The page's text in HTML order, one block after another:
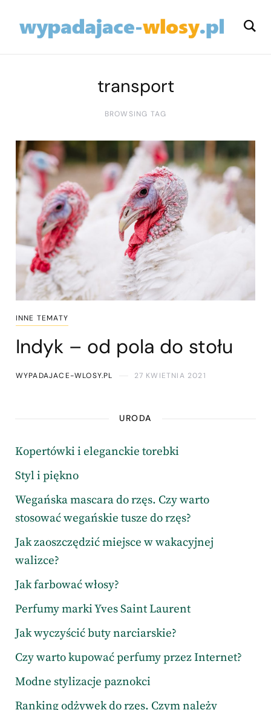
transport
BROWSING TAG
INNE TEMATY
Indyk – od pola do stołu
WYPADAJACE-WLOSY.PL 27 KWIETNIA 2021
URODA
Kopertówki i eleganckie torebki
Styl i piękno
Wegańska mascara do rzęs. Czy warto
stosować wegańskie tusze do rzęs?
Jak zaoszczędzić miejsce w wakacyjnej
walizce?
Jak farbować włosy?
Perfumy marki Yves Saint Laurent
Jak wyczyścić buty narciarskie?
Czy warto kupować perfumy przez Internet?
Modne stylizacje paznokci
Ranking odżywek do rzęs. Czym należy